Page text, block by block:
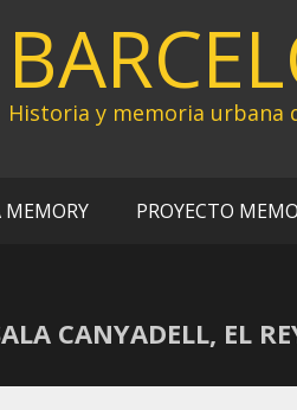
Historia y memoria urbana
MEMORY PROYECTO
CANYADELL, EL